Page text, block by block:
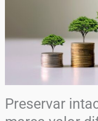
Preservar